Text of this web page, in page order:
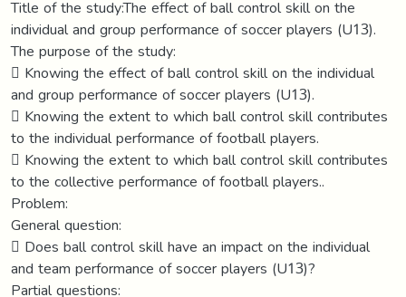
Title of the study:The effect of ball control skill on the
individual and group performance of soccer players (U13).
The purpose of the study:
 Knowing the effect of ball control skill on the individual
and group performance of soccer players (U13).
 Knowing the extent to which ball control skill contributes
to the individual performance of football players.
 Knowing the extent to which ball control skill contributes
to the collective performance of football players..
Problem:
General question:
 Does ball control skill have an impact on the individual
and team performance of soccer players (U13)?
Partial questions: